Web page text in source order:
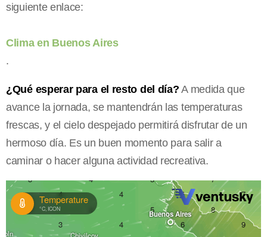
siguiente enlace:
Clima en Buenos Aires
.
¿Qué esperar para el resto del día? A medida que
avance la jornada, se mantendrán las temperaturas
frescas, y el cielo despejado permitirá disfrutar de un
hermoso día. Es un buen momento para salir a
caminar o hacer alguna actividad recreativa.